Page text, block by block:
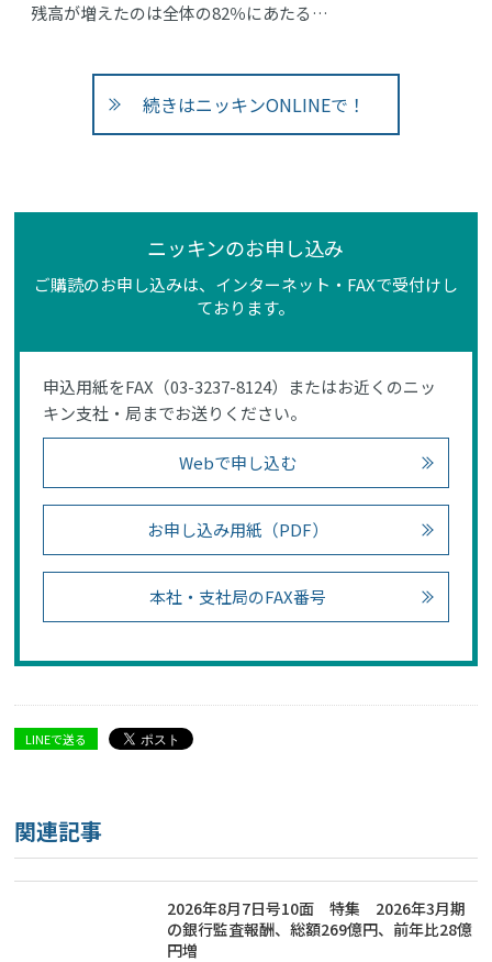
残高が増えたのは全体の82％にあたる…
続きはニッキンONLINEで！
ニッキンのお申し込み
ご購読のお申し込みは、インターネット・FAXで受付けし
ております。
申込用紙をFAX（03-3237-8124）またはお近くのニッ
キン支社・局までお送りください。
Webで申し込む
お申し込み用紙（PDF）
本社・支社局のFAX番号
LINEで送る
関連記事
2026年8月7日号10面 特集 2026年3月期
の銀行監査報酬、総額269億円、前年比28億
円増